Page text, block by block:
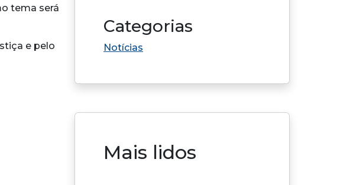
tema será
e pelo
Categorias
Notícias
Mais lidos